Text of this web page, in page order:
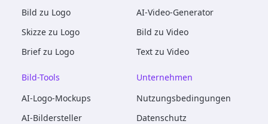
Bild zu Logo
Skizze zu Logo
Brief zu Logo
AI-Video-Generator
Bild zu Video
Text zu Video
Bild-Tools
AI-Logo-Mockups
AI-Bildersteller
Unternehmen
Nutzungsbedingungen
Datenschutz